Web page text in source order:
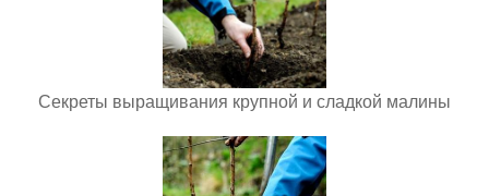
Секреты выращивания крупной и сладкой малины